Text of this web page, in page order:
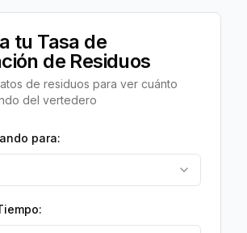
tu Tasa de
de Residuos
de residuos para ver cuánto
del vertedero
para: